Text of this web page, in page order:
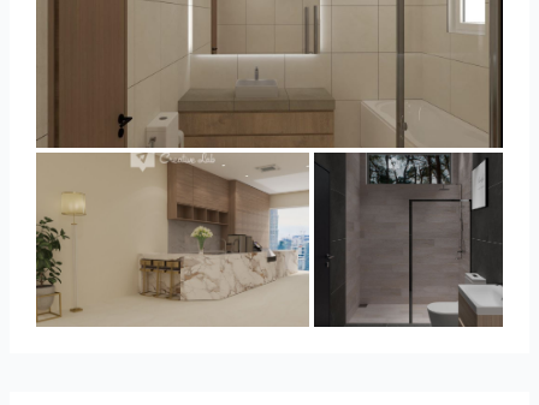
UMI_BATHROOM
SARAH SAE_RETAIL Collen_Bathroom